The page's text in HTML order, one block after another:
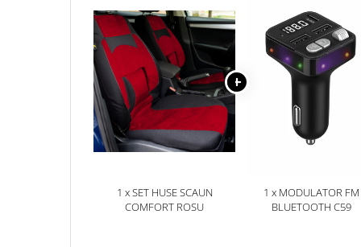
Accesorii Electronice Auto
Incarcatoare Auto
Accesorii pentru Roti si Anvelope
Organizatoare Auto
1 x SET HUSE SCAUN
COMFORT ROSU
1 x MODULATOR FM
BLUETOOTH C59